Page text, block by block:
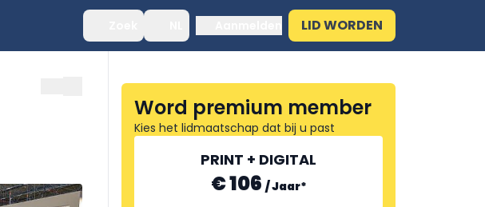
LID WORDEN
Word premium member
Kies het lidmaatschap dat bij u past
PRINT + DIGITAL
€ 106 /Jaar*